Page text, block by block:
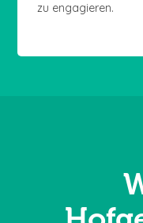
zu engagieren.